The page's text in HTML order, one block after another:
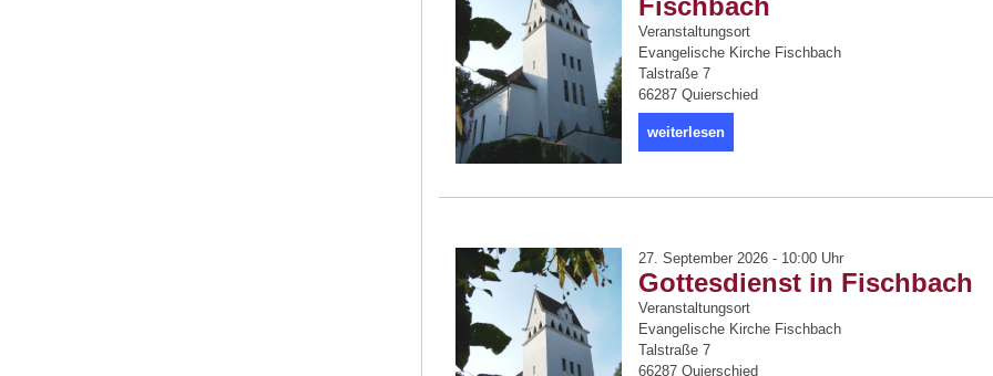
Fischbach
Veranstaltungsort
Evangelische Kirche Fischbach
Talstraße 7
66287 Quierschied
weiterlesen
27. September 2026 - 10:00 Uhr
Gottesdienst in Fischbach
Veranstaltungsort
Evangelische Kirche Fischbach
Talstraße 7
66287 Quierschied